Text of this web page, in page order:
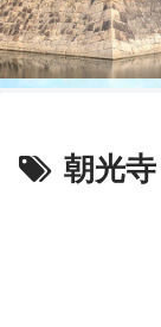
朝光